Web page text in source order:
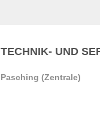
TECHNIK- UND
Pasching (Zentrale)